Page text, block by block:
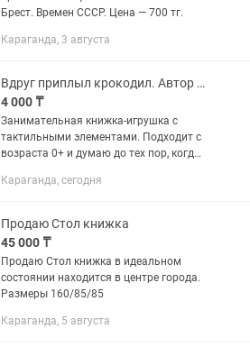
Брест. Времен СССР. Цена — 700 тг.
Караганда, 3 августа
Вдруг приплыл крокодил. Автор Мэтью Ван Флит.
4 000 ₸
Занимательная книжка-игрушка с
тактильными элементами. Подходит с
возраста 0+ и думаю до тех пор, когда
Малыш познакомиться с животными и
Караганда, сегодня
Продаю Стол книжка
45 000 ₸
Продаю Стол книжка в идеальном
состоянии находится в центре города.
Размеры 160/85/85
Караганда, 5 августа